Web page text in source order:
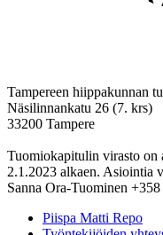
Tampereen hiippakunnan
Näsilinnankatu 26 (7. krs)
33200 Tampere
Tuomiokapitulin virasto on
2.1.2023 alkaen. Asiointia
Sanna Ora-Tuominen
Piispa Matti Repo